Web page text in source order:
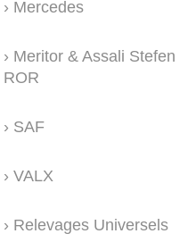
Mercedes
Meritor & Assali Stefen
ROR
SAF
VALX
Relevages Universels